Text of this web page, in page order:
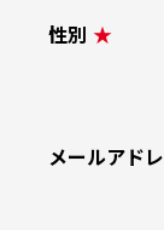
性別 ★
メールアド